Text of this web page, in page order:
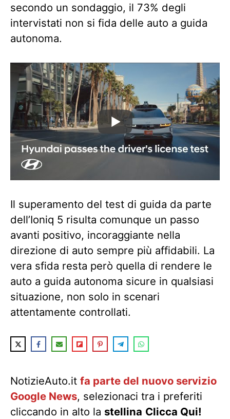
secondo un sondaggio, il 73% degli
intervistati non si fida delle auto a guida
autonoma.
Il superamento del test di guida da parte
dell’Ioniq 5 risulta comunque un passo
avanti positivo, incoraggiante nella
direzione di auto sempre più affidabili. La
vera sfida resta però quella di rendere le
auto a guida autonoma sicure in qualsiasi
situazione, non solo in scenari
attentamente controllati.
NotizieAuto.it fa parte del nuovo servizio
Google News, selezionaci tra i preferiti
cliccando in alto la stellina Clicca Qui!